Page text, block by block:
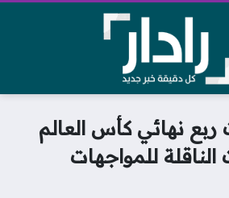
نهائي كأس العالم
الناقلة للمواجهات